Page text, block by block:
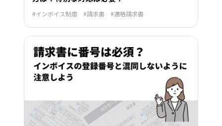
インボイス制度 請求書 適格請求書